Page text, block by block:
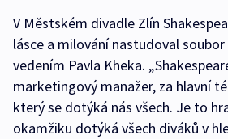
V Městském divadle Zlín
lásce a milování nastudoval
vedením Pavla Kheka.
marketingový manažer, za hlavní
který se dotýká nás všech. Je to
okamžiku dotýká všech diváků v